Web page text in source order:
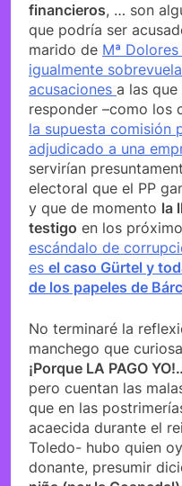
financieros, … son
que podría ser
marido de Mª
igualmente
acusaciones a las
responder –como los
la supuesta comisión
adjudicado a una
servirían
electoral que el PP
y que de momento la
testigo en los
escándalo de
es el caso Gürtel y
de los papeles de
No terminaré la
manchego que
¡Porque LA PAGO
pero cuentan las
que en las
acaecida durante el
Toledo- hubo quien
donante, presumir